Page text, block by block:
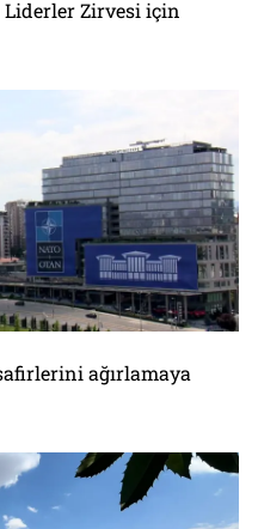
Liderler Zirvesi için
ağırlamaya